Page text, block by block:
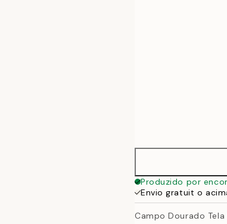
Produzido por
Envio gratuit o
Campo Dourado